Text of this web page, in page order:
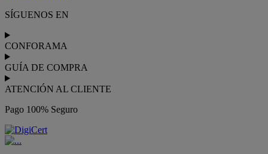
SÍGUENOS EN
CONFORAMA
GUÍA DE COMPRA
ATENCIÓN AL CLIENTE
Pago 100% Seguro